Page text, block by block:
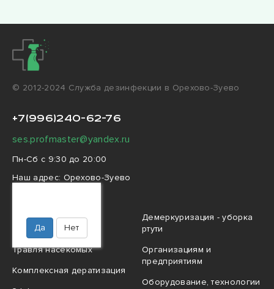
© 2012-2024 Cлужба дезинфекции в Орехово-Зуево
+7(996)240-62-76
ses.profmaster@yandex.ru
Пн-Сб с 9:30 до 20:00
Наш адрес: Орехово-Зуево
Да Нет
Профессиональная
дезинфекция
Травля насекомых
Комплексная дератизация
Демеркуризация - уборка
ртути
Организациям и
предприятиям
Оборудование, технологии